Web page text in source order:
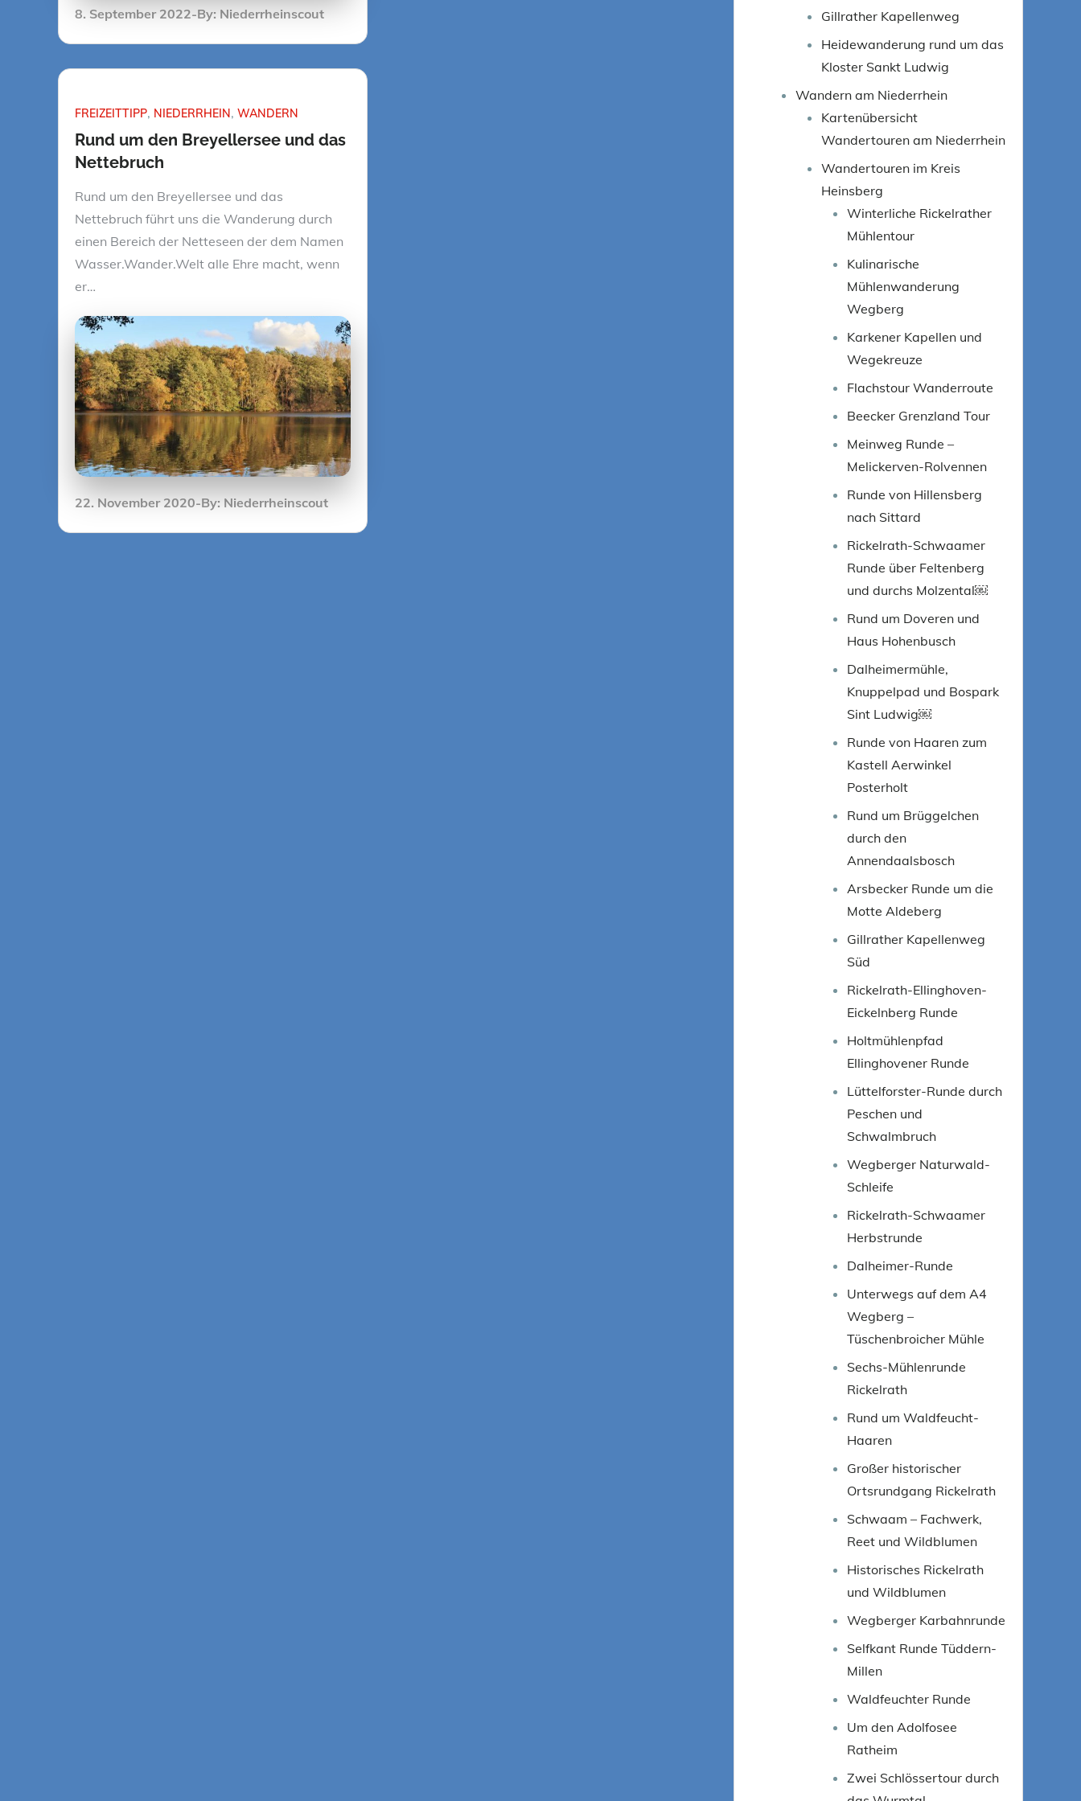
Posted
8. September 2022 By: Niederrheinscout
FREIZEITTIPP NIEDERRHEIN WANDERN
Rund um den Breyellersee und das
Nettebruch
Rund um den Breyellersee und das
Nettebruch führt uns die Wanderung durch
einen Bereich der Netteseen der dem Namen
Wasser.Wander.Welt alle Ehre macht, wenn
er…
Posted
22. November 2020 By: Niederrheinscout
Gillrather Kapellenweg
Heidewanderung rund um das
Kloster Sankt Ludwig
Wandern am Niederrhein
Kartenübersicht
Wandertouren am Niederrhein
Wandertouren im Kreis
Heinsberg
Winterliche Rickelrather
Mühlentour
Kulinarische
Mühlenwanderung
Wegberg
Karkener Kapellen und
Wegekreuze
Flachstour Wanderroute
Beecker Grenzland Tour
Meinweg Runde –
Melickerven-Rolvennen
Runde von Hillensberg
nach Sittard
Rickelrath-Schwaamer
Runde über Feltenberg
und durchs Molzental￼
Rund um Doveren und
Haus Hohenbusch
Dalheimermühle,
Knuppelpad und Bospark
Sint Ludwig￼
Runde von Haaren zum
Kastell Aerwinkel
Posterholt
Rund um Brüggelchen
durch den
Annendaalsbosch
Arsbecker Runde um die
Motte Aldeberg
Gillrather Kapellenweg
Süd
Rickelrath-Ellinghoven-
Eickelnberg Runde
Holtmühlenpfad
Ellinghovener Runde
Lüttelforster-Runde durch
Peschen und
Schwalmbruch
Wegberger Naturwald-
Schleife
Rickelrath-Schwaamer
Herbstrunde
Dalheimer-Runde
Unterwegs auf dem A4
Wegberg –
Tüschenbroicher Mühle
Sechs-Mühlenrunde
Rickelrath
Rund um Waldfeucht-
Haaren
Großer historischer
Ortsrundgang Rickelrath
Schwaam – Fachwerk,
Reet und Wildblumen
Historisches Rickelrath
und Wildblumen
Wegberger Karbahnrunde
Selfkant Runde Tüddern-
Millen
Waldfeuchter Runde
Um den Adolfosee
Ratheim
Zwei Schlössertour durch